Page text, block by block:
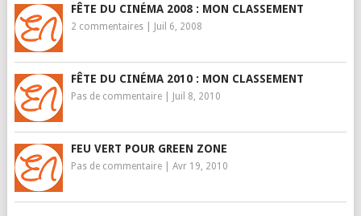
FÊTE DU CINÉMA 2008 : MON CLASSEMENT
2 commentaires| Juil 6, 2008
FÊTE DU CINÉMA 2010 : MON CLASSEMENT
Pas de commentaire| Juil 8, 2010
FEU VERT POUR GREEN ZONE
Pas de commentaire| Avr 19, 2010